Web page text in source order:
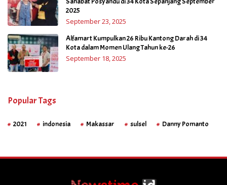
2025
September 23, 2025
Alfamart Kumpulkan 26 Ribu Kantong Darah di 34
Kota dalam Momen Ulang Tahun ke-26
September 18, 2025
Popular Tags
2021 indonesia Makassar sulsel Danny Pomanto